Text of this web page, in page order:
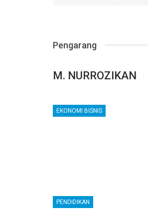
Pengarang
M. NURROZIKAN
EKONOMI BISNIS
PENDIDIKAN